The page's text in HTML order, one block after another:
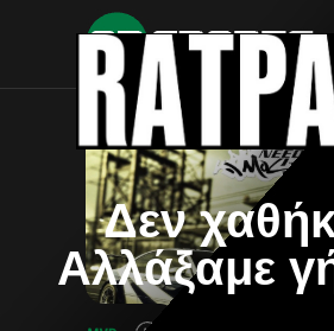
Δεν
Αλλάξαμε